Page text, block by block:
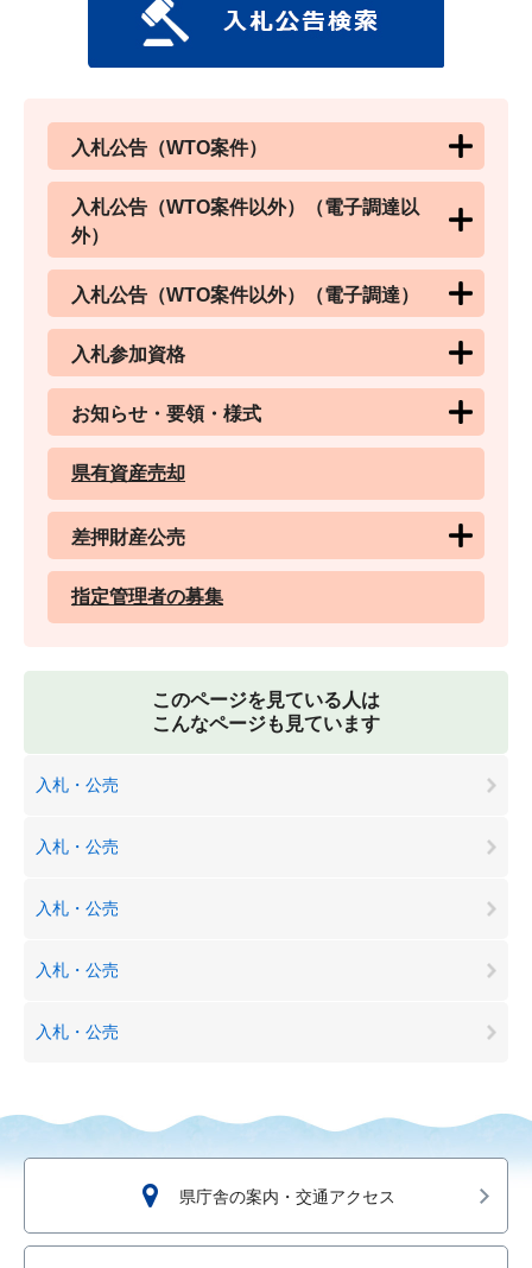
入札公告（WTO案件）
入札公告（WTO案件以外）（電子調達以
外）
入札公告（WTO案件以外）（電子調達）
入札参加資格
お知らせ・要領・様式
県有資産売却
差押財産公売
指定管理者の募集
このページを見ている人は
こんなページも見ています
入札・公売
入札・公売
入札・公売
入札・公売
入札・公売
県庁舎の案内・交通アクセス